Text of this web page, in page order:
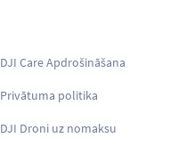
DJI Care Apdrošināšana
Privātuma politika
DJI Droni uz nomaksu